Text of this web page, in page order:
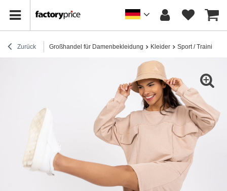
Zurück Großhandel für Damenbekleidung Kleider Sport /